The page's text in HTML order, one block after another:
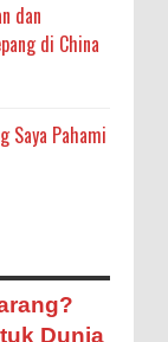
dan
di China
Saya Pahami
Filsafat
Mencetak
Dunia